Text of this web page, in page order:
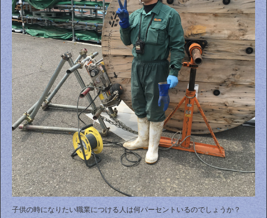
子供の時になりたい職業につける人は何パーセントいるのでしょうか？